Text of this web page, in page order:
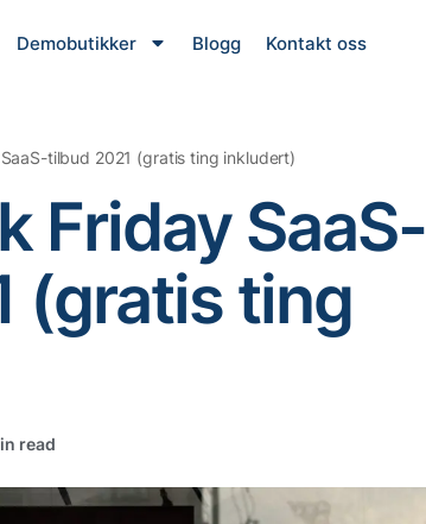
Demobutikker Blogg Kontakt oss
tilbud 2021 (gratis ting inkludert)
Friday SaaS-
(gratis ting